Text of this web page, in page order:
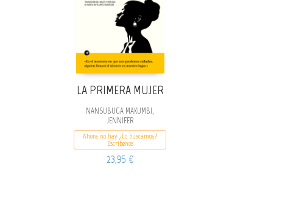
LA PRIMERA MUJER
NANSUBUGA MAKUMBI,
JENNIFER
Ahora no hay ¿Lo buscamos?
Escribenos
23,95 €